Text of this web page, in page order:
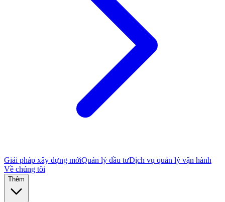
Giải pháp xây dựng mớiQuản lý đầu tưDịch vụ quản lý vận hành
Về chúng tôi
Thêm